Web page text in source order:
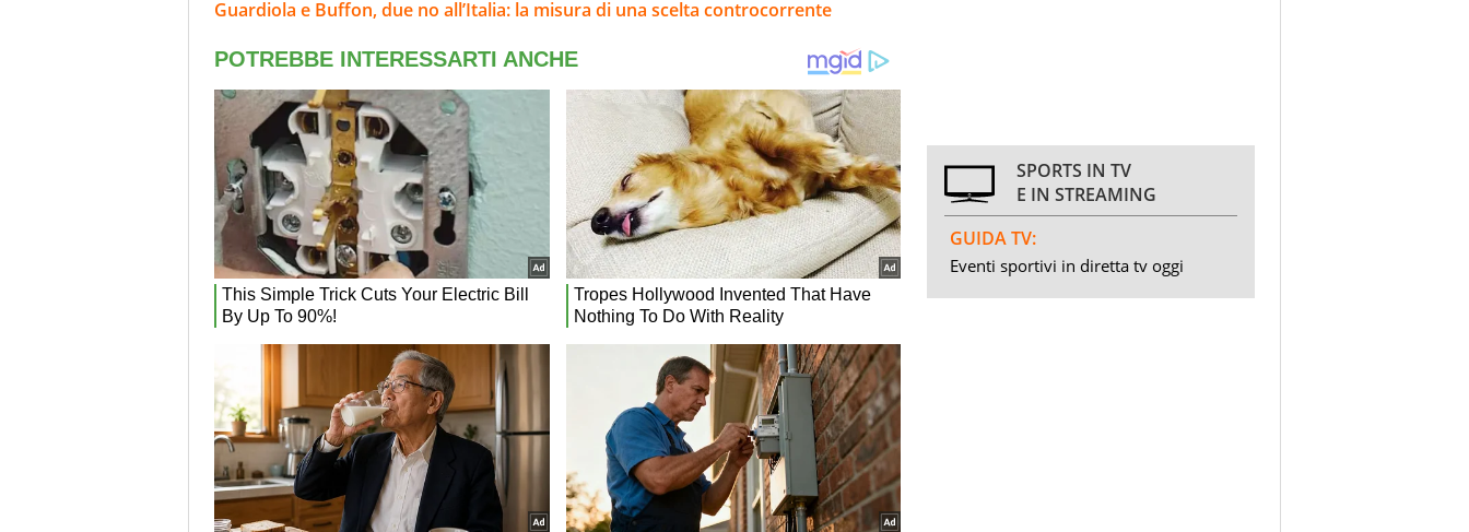
Guardiola e Buffon, due no all’Italia: la misura di una scelta controcorrente
SPORTS IN TV
E IN STREAMING
GUIDA TV:
Eventi sportivi in diretta tv oggi